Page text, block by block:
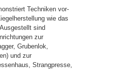
Techniken vor-
wie das
sind
zur
Grubenlok,
und zur
Strangpresse,